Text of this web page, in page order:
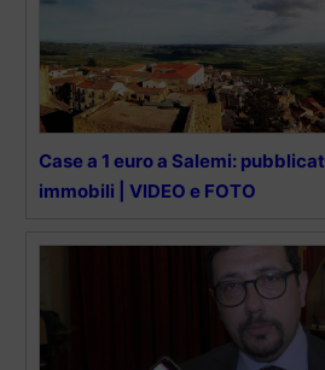
Case a 1 euro a Salemi:
immobili | VIDEO e FOTO